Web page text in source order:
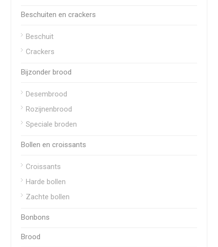
Beschuiten en crackers
Beschuit
Crackers
Bijzonder brood
Desembrood
Rozijnenbrood
Speciale broden
Bollen en croissants
Croissants
Harde bollen
Zachte bollen
Bonbons
Brood